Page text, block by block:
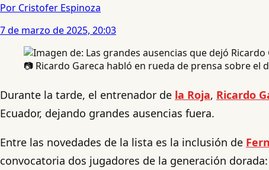
Por Cristofer Espinoza
7 de marzo de 2025, 20:03
📷 Ricardo Gareca habló en rueda de prensa sobre el
Durante la tarde, el entrenador de la Roja, Ricardo
Ecuador, dejando grandes ausencias fuera.
Entre las novedades de la lista es la inclusión de
convocatoria dos jugadores de la generación dorada: